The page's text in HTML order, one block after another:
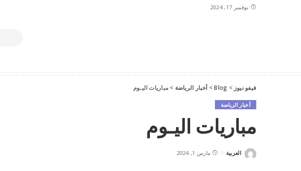
نوفمبر 17, 2024
فيفو نيوز >
Blog
> أخبار الرياضة > مباريات اليـوم
أخبار الرياضة
مباريات اليـوم
Posted
العربية مارس 1, 2024